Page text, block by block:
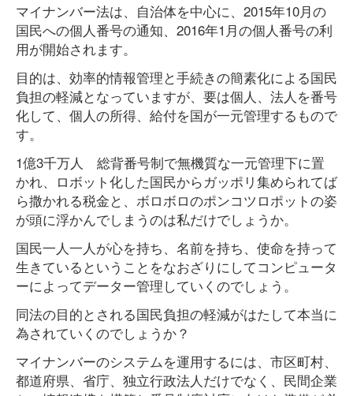
マイナンバー法は、自治体を中心に、2015年10月の
国民への個人番号の通知、2016年1月の個人番号の利
用が開始されます。
目的は、効率的情報管理と手続きの簡素化による国民
負担の軽減となっていますが、要は個人、法人を番号
化して、個人の所得、給付を国が一元管理するもので
す。
1億3千万人 総背番号制で無機質な一元管理下に置
かれ、ロボット化した国民からガッポリ集められてば
ら撒かれる税金と、ボロボロのポンコツロポットの姿
が頭に浮かんでしまうのは私だけでしょうか。
国民一人一人が心を持ち、名前を持ち、使命を持って
生きているということをなおざりにしてコンピュータ
ーによってデーター管理していくのでしょう。
同法の目的とされる国民負担の軽減がはたして本当に
為されていくのでしょうか？
マイナンバーのシステムを運用するには、市区町村、
都道府県、省庁、独立行政法人だけでなく、民間企業